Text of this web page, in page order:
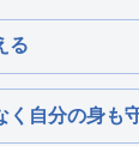
る
く自分の身も